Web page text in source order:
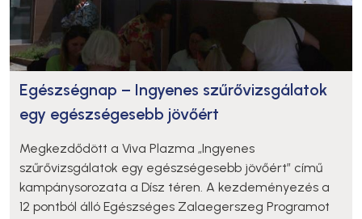
Egészségnap – Ingyenes szűrővizsgálatok
egy egészségesebb jövőért
Megkezdődött a Viva Plazma „Ingyenes
szűrővizsgálatok egy egészségesebb jövőért” című
kampánysorozata a Dísz téren. A kezdeményezés a
12 pontból álló Egészséges Zalaegerszeg Programot